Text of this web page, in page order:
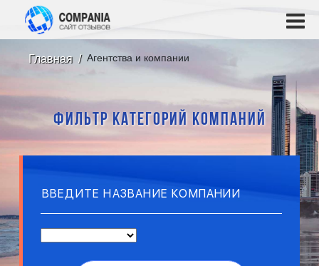
Главная Агентства и компании
ФИЛЬТР КАТЕГОРИЙ КОМПАНИЙ